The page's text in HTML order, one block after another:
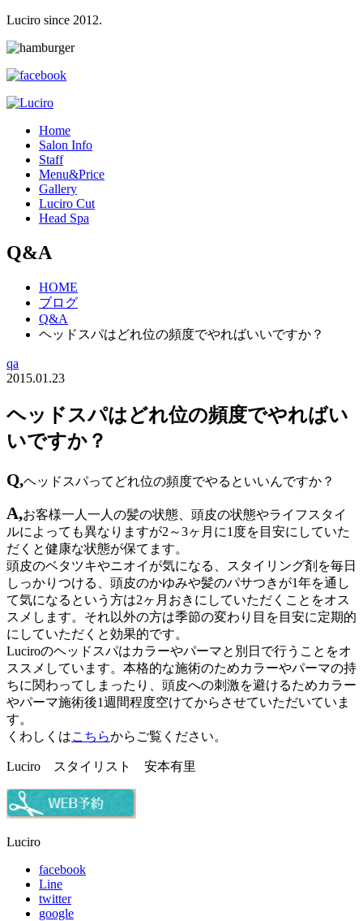
Luciro since 2012.
Home
Salon Info
Staff
Menu&Price
Gallery
Luciro Cut
Head Spa
Q&A
HOME
ブログ
Q&A
ヘッドスパはどれ位の頻度でやればいいですか？
qa
2015.01.23
ヘッドスパはどれ位の頻度でやればい
いですか？
Q,ヘッドスパってどれ位の頻度でやるといいんですか？
A,お客様一人一人の髪の状態、頭皮の状態やライフスタイ
ルによっても異なりますが2～3ヶ月に1度を目安にしていた
だくと健康な状態が保てます。
頭皮のベタツキやニオイが気になる、スタイリング剤を毎日
しっかりつける、頭皮のかゆみや髪のパサつきが1年を通し
て気になるという方は2ヶ月おきにしていただくことをオス
スメします。それ以外の方は季節の変わり目を目安に定期的
にしていただくと効果的です。
Luciroのヘッドスパはカラーやパーマと別日で行うことをオ
ススメしています。本格的な施術のためカラーやパーマの持
ちに関わってしまったり、頭皮への刺激を避けるためカラー
やパーマ施術後1週間程度空けてからさせていただいていま
す。
くわしくはこちらからご覧ください。
Luciro スタイリスト 安本有里
Luciro
facebook
Line
twitter
google